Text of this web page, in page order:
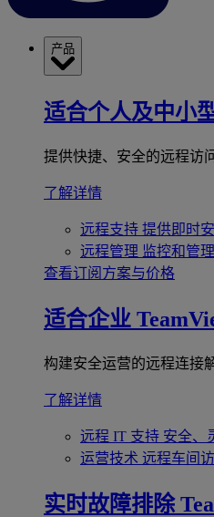
产品
适合个人及中小
提供快捷、安全的远程访
了解详情
远程支持 提供即时
远程管理 监控和管
查看订阅方案与价格
适合企业
构建安全运营的远程连接
了解详情
远程 IT 支持 安全、
运营技术 远程车间访
实时故障排除